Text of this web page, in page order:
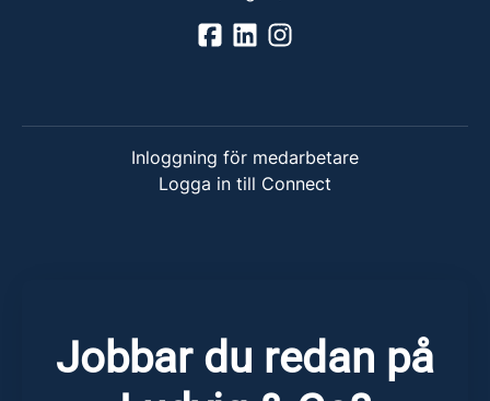
Inloggning för medarbetare
Logga in till Connect
Jobbar du redan på